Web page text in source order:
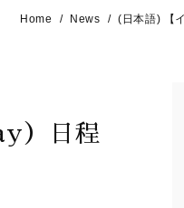
Home News (日本語) 【
）日程